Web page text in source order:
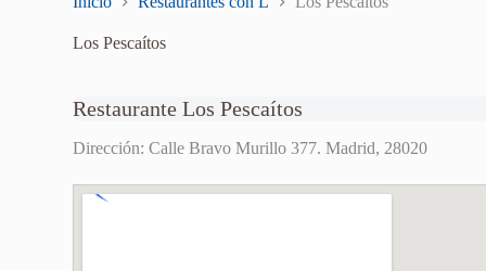
Los Pescaítos
Restaurante Los Pescaítos
Dirección: Calle Bravo Murillo 377. Madrid, 28020